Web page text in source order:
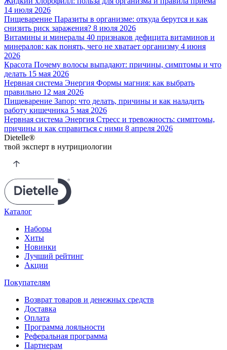
14 июля 2026
Пищеварение Паразиты в организме: откуда берутся и как
снизить риск заражения? 8 июля 2026
Витамины и минералы 40 признаков дефицита витаминов и
минералов: как понять, чего не хватает организму 4 июня
2026
Красота Почему волосы выпадают: причины, симптомы и что
делать 15 мая 2026
Нервная система Энергия Формы магния: как выбрать
правильно 12 мая 2026
Пищеварение Запор: что делать, причины и как наладить
работу кишечника 5 мая 2026
Нервная система Энергия Стресс и тревожность: симптомы,
причины и как справиться с ними 8 апреля 2026
Dietelle®
твой эксперт в нутрициологии
Каталог
Наборы
Хиты
Новинки
Лучший рейтинг
Акции
Покупателям
Возврат товаров и денежных средств
Доставка
Оплата
Программа лояльности
Реферальная программа
Партнерам